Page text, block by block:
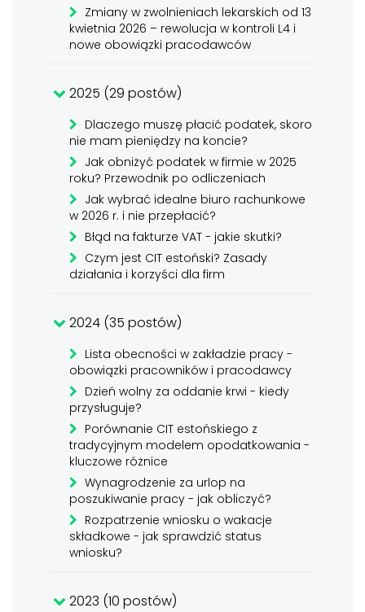
Zmiany w zwolnieniach lekarskich od 13
kwietnia 2026 – rewolucja w kontroli L4 i
nowe obowiązki pracodawców
2025 (29 postów)
Dlaczego muszę płacić podatek, skoro
nie mam pieniędzy na koncie?
Jak obniżyć podatek w firmie w 2025
roku? Przewodnik po odliczeniach
Jak wybrać idealne biuro rachunkowe
w 2026 r. i nie przepłacić?
Błąd na fakturze VAT - jakie skutki?
Czym jest CIT estoński? Zasady
działania i korzyści dla firm
2024 (35 postów)
Lista obecności w zakładzie pracy -
obowiązki pracowników i pracodawcy
Dzień wolny za oddanie krwi - kiedy
przysługuje?
Porównanie CIT estońskiego z
tradycyjnym modelem opodatkowania -
kluczowe różnice
Wynagrodzenie za urlop na
poszukiwanie pracy - jak obliczyć?
Rozpatrzenie wniosku o wakacje
składkowe - jak sprawdzić status
wniosku?
2023 (10 postów)